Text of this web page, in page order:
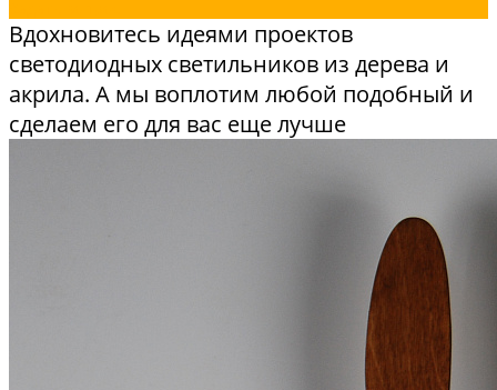
Вдохновитесь идеями проектов
светодиодных светильников из дерева и
акрила. А мы воплотим любой подобный и
сделаем его для вас еще лучше